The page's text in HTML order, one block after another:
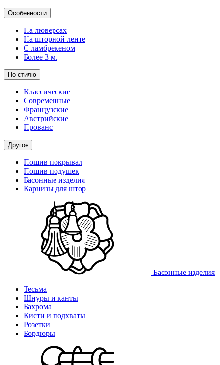
Особенности
На люверсах
На шторной ленте
С ламбрекеном
Более 3 м.
По стилю
Классические
Современные
Французские
Австрийские
Прованс
Другое
Пошив покрывал
Пошив подушек
Басонные изделия
Карнизы для штор
Басонные изделия
Тесьма
Шнуры и канты
Бахрома
Кисти и подхваты
Розетки
Бордюры